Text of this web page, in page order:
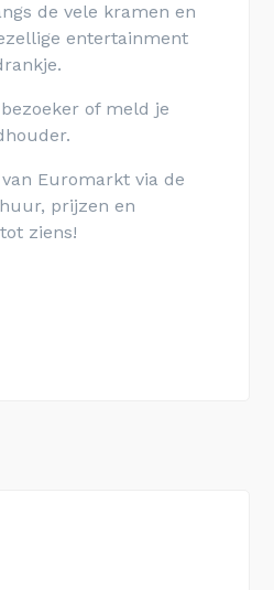
de vele kramen en
entertainment
of meld je
Euromarkt via de
prijzen en
ziens!